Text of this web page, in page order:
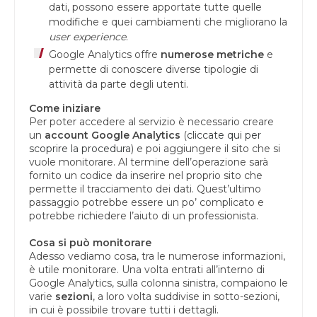
dati, possono essere apportate tutte quelle
modifiche e quei cambiamenti che migliorano la
user experience.
Google Analytics offre numerose metriche e
permette di conoscere diverse tipologie di
attività da parte degli utenti.
Come iniziare
Per poter accedere al servizio è necessario creare
un account Google Analytics (cliccate qui per
scoprire la procedura) e poi aggiungere il sito che si
vuole monitorare. Al termine dell’operazione sarà
fornito un codice da inserire nel proprio sito che
permette il tracciamento dei dati. Quest’ultimo
passaggio potrebbe essere un po’ complicato e
potrebbe richiedere l’aiuto di un professionista.
Cosa si può monitorare
Adesso vediamo cosa, tra le numerose informazioni,
è utile monitorare. Una volta entrati all’interno di
Google Analytics, sulla colonna sinistra, compaiono le
varie sezioni, a loro volta suddivise in sotto-sezioni,
in cui è possibile trovare tutti i dettagli.